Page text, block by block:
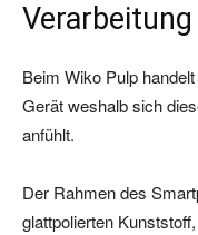
Beim Wiko Pulp
Gerät weshalb sich
anfühlt.
Der Rahmen des
glattpolierten